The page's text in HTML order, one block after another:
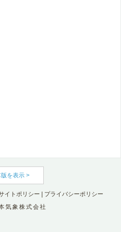
版を表示 >
イトポリシー
プライバシーポリシー
気象株式会社